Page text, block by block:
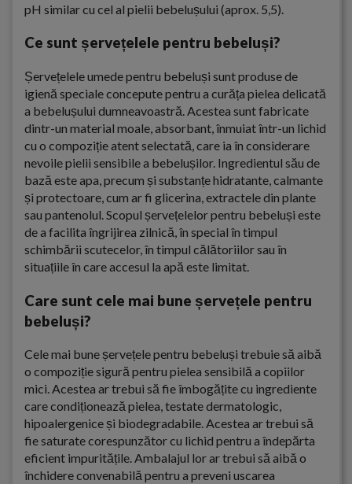
pH similar cu cel al pielii bebelușului (aprox. 5,5).
Ce sunt șervețelele pentru bebeluși?
Șervețelele umede pentru bebeluși sunt produse de
igienă speciale concepute pentru a curăța pielea delicată
a bebelușului dumneavoastră. Acestea sunt fabricate
dintr-un material moale, absorbant, înmuiat într-un lichid
cu o compoziție atent selectată, care ia în considerare
nevoile pielii sensibile a bebelușilor. Ingredientul său de
bază este apa, precum și substanțe hidratante, calmante
și protectoare, cum ar fi glicerina, extractele din plante
sau pantenolul. Scopul șervețelelor pentru bebeluși este
de a facilita îngrijirea zilnică, în special în timpul
schimbării scutecelor, în timpul călătoriilor sau în
situațiile în care accesul la apă este limitat.
Care sunt cele mai bune șervețele pentru
bebeluși?
Cele mai bune șervețele pentru bebeluși trebuie să aibă
o compoziție sigură pentru pielea sensibilă a copiilor
mici. Acestea ar trebui să fie îmbogățite cu ingrediente
care condiționează pielea, testate dermatologic,
hipoalergenice și biodegradabile. Acestea ar trebui să
fie saturate corespunzător cu lichid pentru a îndepărta
eficient impuritățile. Ambalajul lor ar trebui să aibă o
închidere convenabilă pentru a preveni uscarea